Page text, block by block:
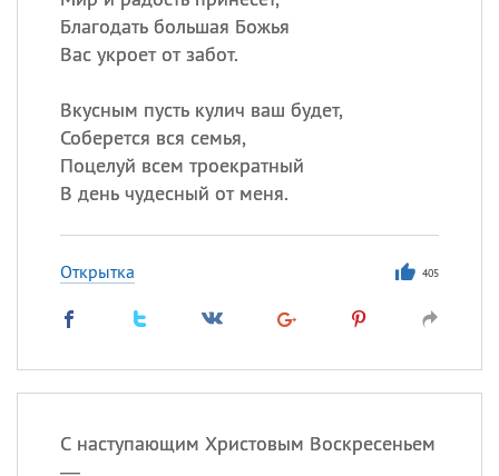
Благодать большая Божья
Вас укроет от забот.
Вкусным пусть кулич ваш будет,
Соберется вся семья,
Поцелуй всем троекратный
В день чудесный от меня.
Открытка 405
С наступающим Христовым Воскресеньем